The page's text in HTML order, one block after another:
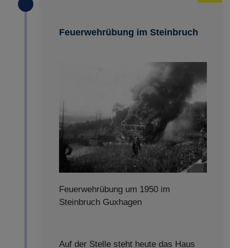
Feuerwehrübung im Steinbruch
Feuerwehrübung um 1950 im
Steinbruch Guxhagen
Auf der Stelle steht heute das Haus